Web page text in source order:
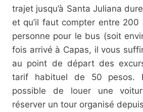
trajet jusqu’à Santa Juliana
et qu’il faut compter entre
personne pour le bus (soit
fois arrivé à Capas, il vous
au point de départ des
tarif habituel de 50 pesos.
possible de louer une
réserver un tour organisé